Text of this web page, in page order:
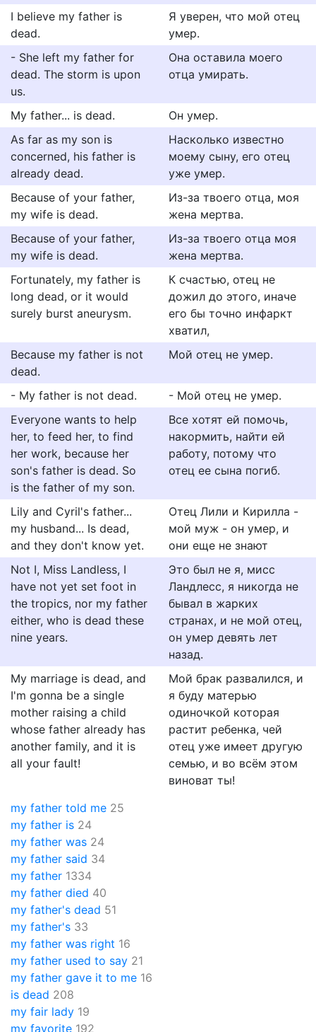
I believe my father is
dead.
Я уверен, что мой отец
умер.
- She left my father for
dead. The storm is upon
us.
Она оставила моего
отца умирать.
My father... is dead.
Он умер.
As far as my son is
concerned, his father is
already dead.
Насколько известно
моему сыну, его отец
уже умер.
Because of your father,
my wife is dead.
Из-за твоего отца, моя
жена мертва.
Because of your father,
my wife is dead.
Из-за твоего отца моя
жена мертва.
Fortunately, my father is
long dead, or it would
surely burst aneurysm.
К счастью, отец не
дожил до этого, иначе
его бы точно инфаркт
хватил,
Because my father is not
dead.
Мой отец не умер.
- My father is not dead.
- Мой отец не умер.
Everyone wants to help
her, to feed her, to find
her work, because her
son's father is dead. So
is the father of my son.
Все хотят ей помочь,
накормить, найти ей
работу, потому что
отец ее сына погиб.
Lily and Cyril's father...
my husband... Is dead,
and they don't know yet.
Отец Лили и Кирилла -
мой муж - он умер, и
они еще не знают
Not I, Miss Landless, I
have not yet set foot in
the tropics, nor my father
either, who is dead these
nine years.
Это был не я, мисс
Ландлесс, я никогда не
бывал в жарких
странах, и не мой отец,
он умер девять лет
назад.
My marriage is dead, and
I'm gonna be a single
mother raising a child
whose father already has
another family, and it is
all your fault!
Мой брак развалился, и
я буду матерью
одиночкой которая
растит ребенка, чей
отец уже имеет другую
семью, и во всём этом
виноват ты!
my father told me 25
my father is 24
my father was 24
my father said 34
my father 1334
my father died 40
my father's dead 51
my father's 33
my father was right 16
my father used to say 21
my father gave it to me 16
is dead 208
my fair lady 19
my favorite 192